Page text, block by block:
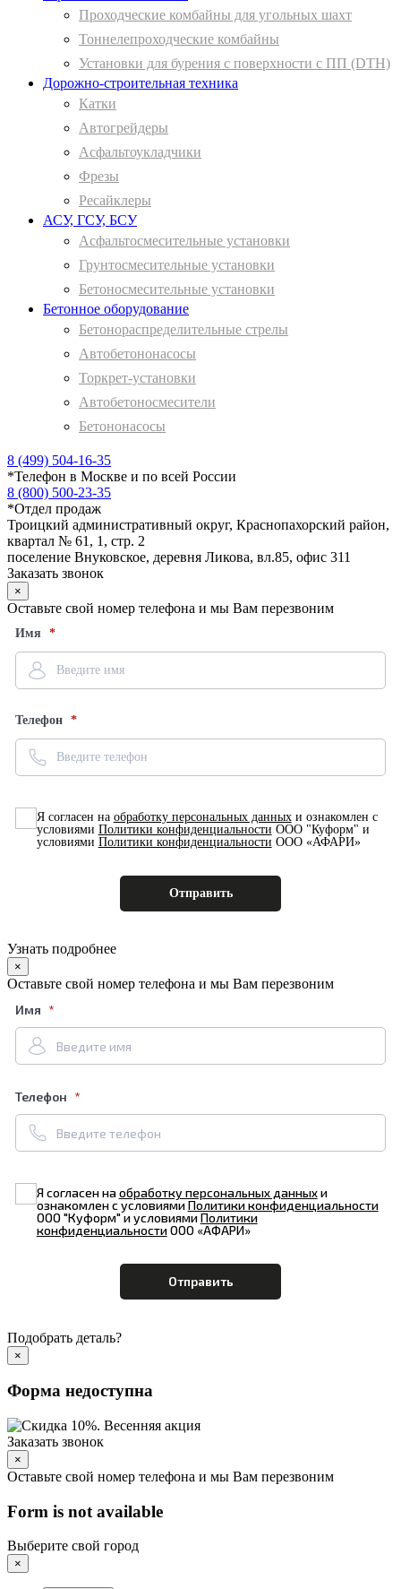
Проходческие комбайны для угольных шахт
Тоннелепроходческие комбайны
Установки для бурения с поверхности с ПП (DTH)
Дорожно-строительная техника
Катки
Автогрейдеры
Асфальтоукладчики
Фрезы
Ресайклеры
АСУ, ГСУ, БСУ
Асфальтосмесительные установки
Грунтосмесительные установки
Бетоносмесительные установки
Бетонное оборудование
Бетонораспределительные стрелы
Автобетононасосы
Торкрет-установки
Автобетоносмесители
Бетононасосы
8 (499) 504-16-35
*Телефон в Москве и по всей России
8 (800) 500-23-35
*Отдел продаж
Троицкий административный округ, Краснопахорский район,
квартал № 61, 1, стр. 2
поселение Внуковское, деревня Ликова, вл.85, офис 311
Заказать звонок
×
Оставьте свой номер телефона и мы Вам перезвоним
Имя
Телефон
Я согласен на обработку персональных данныхи ознакомлен с
условиями Политики конфиденциальности ООО "Куформ" и
условиями Политики конфиденциальности ООО «АФАРИ»
Узнать подробнее
×
Оставьте свой номер телефона и мы Вам перезвоним
Имя
Телефон
Я согласен наобработку персональных данныхи
ознакомлен с условиямиПолитики конфиденциальности
ООО "Куформ" и условиямиПолитики
конфиденциальностиООО «АФАРИ»
Подобрать деталь?
×
Форма недоступна
Заказать звонок
×
Оставьте свой номер телефона и мы Вам перезвоним
Form is not available
Выберите свой город
×